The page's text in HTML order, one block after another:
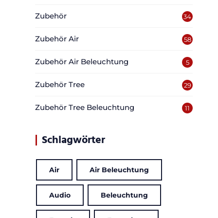
Zubehör 34
Zubehör Air 58
Zubehör Air Beleuchtung 5
Zubehör Tree 29
Zubehör Tree Beleuchtung 11
Schlagwörter
Air Air Beleuchtung
Audio Beleuchtung